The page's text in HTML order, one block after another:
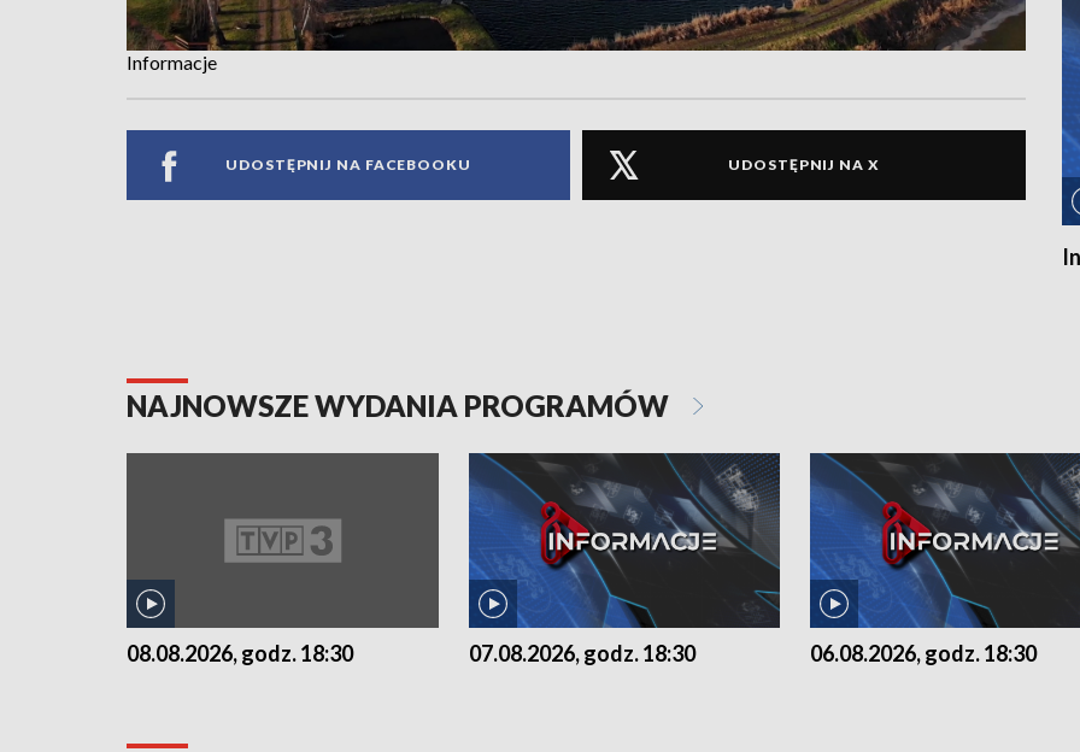
Informacje
UDOSTĘPNIJ NA FACEBOOKU UDOSTĘPNIJ NA X
NAJNOWSZE WYDANIA PROGRAMÓW
08.08.2026, godz. 18:30 07.08.2026, godz. 18:30 06.08.2026, godz. 18:30